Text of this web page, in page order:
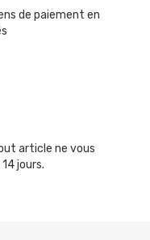
de paiement en
article ne vous
jours.